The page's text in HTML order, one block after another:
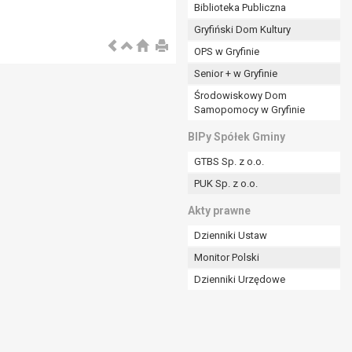
Biblioteka Publiczna
Gryfiński Dom Kultury
OPS w Gryfinie
Senior + w Gryfinie
Środowiskowy Dom
Samopomocy w Gryfinie
BIPy Spółek Gminy
GTBS Sp. z o.o.
PUK Sp. z o.o.
Akty prawne
Dzienniki Ustaw
Monitor Polski
Dzienniki Urzędowe
władzy publicznej powierzonej
lub przez stronę trzecią.
tych danych osobowych, chyba że wykaże
której dane dotyczą, lub podstaw do
(art. 6 ust. 1 lit a RODO), przysługuje Pani/Panu
na podstawie zgody przed jej cofnięciem.
osobowych przez administratora.
ustawowym lub umownym.